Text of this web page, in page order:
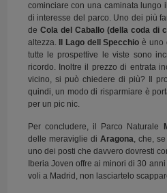
cominciare con una caminata lungo
di interesse del parco. Uno dei più
de Cola del Caballo (della coda di
altezza.
Il Lago dell Specchio è uno
tutte le prospettive le viste sono
ricordo. Inoltre il prezzo di entrata
vicino, si può chiedere di più? Il
quindi, un modo di risparmiare è
per un pic nic.
Per concludere, il Parco Naturale
delle meraviglie di Aragona, che,
uno dei posti che davvero dovresti
Iberia Joven offre ai minori di 30 anni
voli a Madrid, non lasciartelo